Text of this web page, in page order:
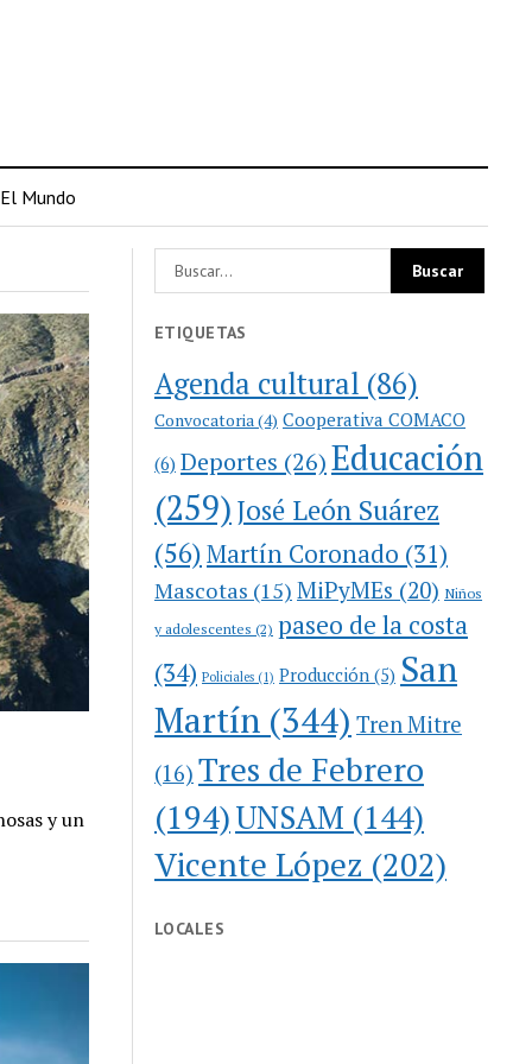
El Mundo
y un
ETIQUETAS
Agenda cultural (86)
Convocatoria (4) Cooperativa COMACO
(6) Deportes (26)Educación
(259)José León Suárez
(56)Martín Coronado (31)
Mascotas (15) MiPyMEs (20) Niños
y adolescentes (2) paseo de la costa
(34) Policiales (1) Producción (5) San
Martín (344) Tren Mitre
(16) Tres de Febrero
(194)UNSAM (144)
Vicente López (202)
LOCALES